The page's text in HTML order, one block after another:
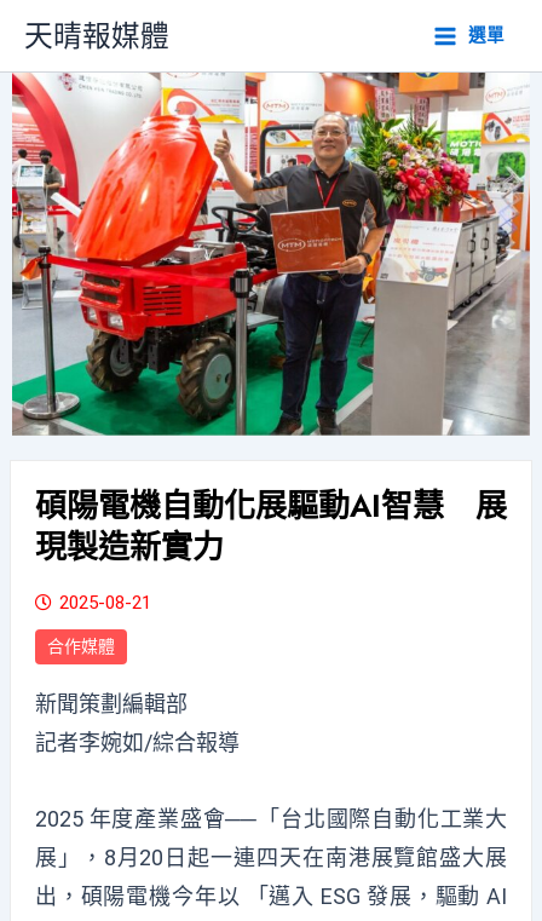
主
要
內
容
天晴報媒體 選單
碩陽電機自動化展驅動AI智慧 展
現製造新實力
2025-08-21
合作媒體
新聞策劃編輯部
記者李婉如/綜合報導
2025 年度產業盛會──「台北國際自動化工業大
展」，8月20日起一連四天在南港展覽館盛大展
出，碩陽電機今年以 「邁入 ESG 發展，驅動 AI